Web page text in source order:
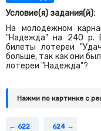
Условие(я) задания(й):
На молодежном
"Надежда" на 240 р.
билеты лотереи
больше, так как они
лотереи "Надежда"?
Нажми по картинке c
622 624